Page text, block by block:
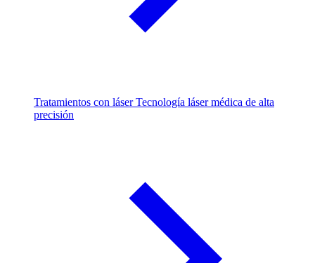
Tratamientos con láserTecnología láser médica de alta
precisión